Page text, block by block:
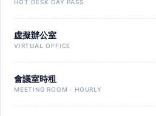
HOT DESK DAY PASS
虛擬辦公室
VIRTUAL OFFICE
會議室時租
MEETING ROOM · HOURLY